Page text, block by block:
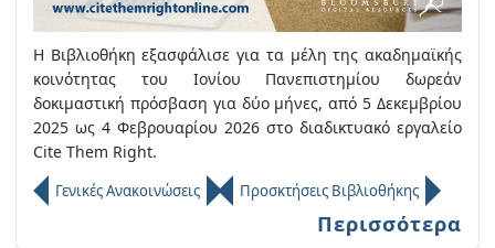
H Βιβλιοθήκη εξασφάλισε για τα μέλη της ακαδημαϊκής
κοινότητας του Ιονίου Πανεπιστημίου δωρεάν
δοκιμαστική πρόσβαση για δύο μήνες, από 5 Δεκεμβρίου
2025 ως 4 Φεβρουαρίου 2026 στο διαδικτυακό εργαλείο
Cite Them Right.
Γενικές Ανακοινώσεις Προσκτήσεις Βιβλιοθήκης
Περισσότερα